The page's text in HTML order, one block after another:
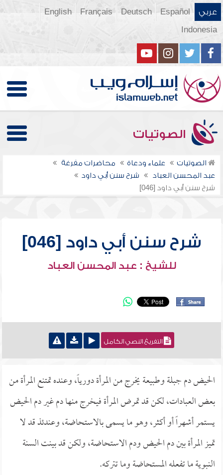
عربي Español
Deutsch
Français
English
Indonesia
الصوتيات
الصوتيات علماء ودعاة
محاضرات مفرغة
عبد المحسن العباد
شرح سنن أبي داود
شرح سنن أبي داود [046]
شرح سنن أبي داود [046]
للشيخ : عبد المحسن العباد
التفريغ النصي الكامل
الحيض دم جبلة وطبيعة يخرج من المرأة دورياً، وعنده تمتنع المرأة من
بعض العبادات، لكن قد تمرض المرأة فيخرج منها دم غير دم الحيض
يستمر أشهراً أو أكثر، وهو ما يسمى بالاستحاضة، وعندئذ قد لا
تميز المرأة بين دم الحيض ودم الاستحاضة، ولكن قد بينت السنة
النبوية ما تفعله المستحاضة وما تتركه.